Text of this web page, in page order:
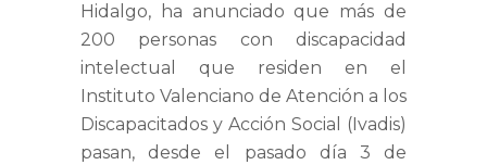
Hidalgo, ha anunciado que más de
200 personas con discapacidad
intelectual que residen en el
Instituto Valenciano de Atención a los
Discapacitados y Acción Social (Ivadis)
pasan, desde el pasado día 3 de